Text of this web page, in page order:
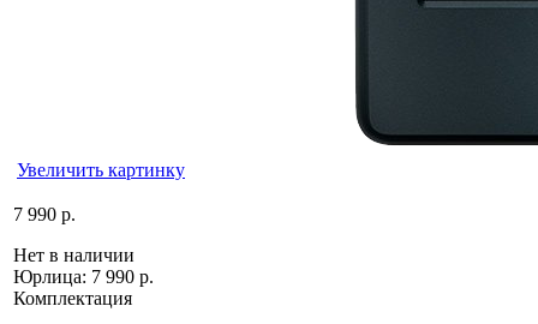
Увеличить картинку
7 990 р.
Нет в наличии
Юрлица: 7 990 р.
Комплектация